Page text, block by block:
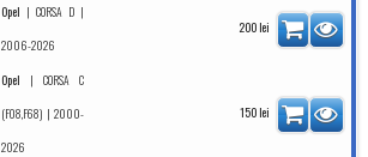
Opel | CORSA D |
2006-2026
200 lei
Opel |CORSA C
(F08,F68) | 2000-
2026
150 lei